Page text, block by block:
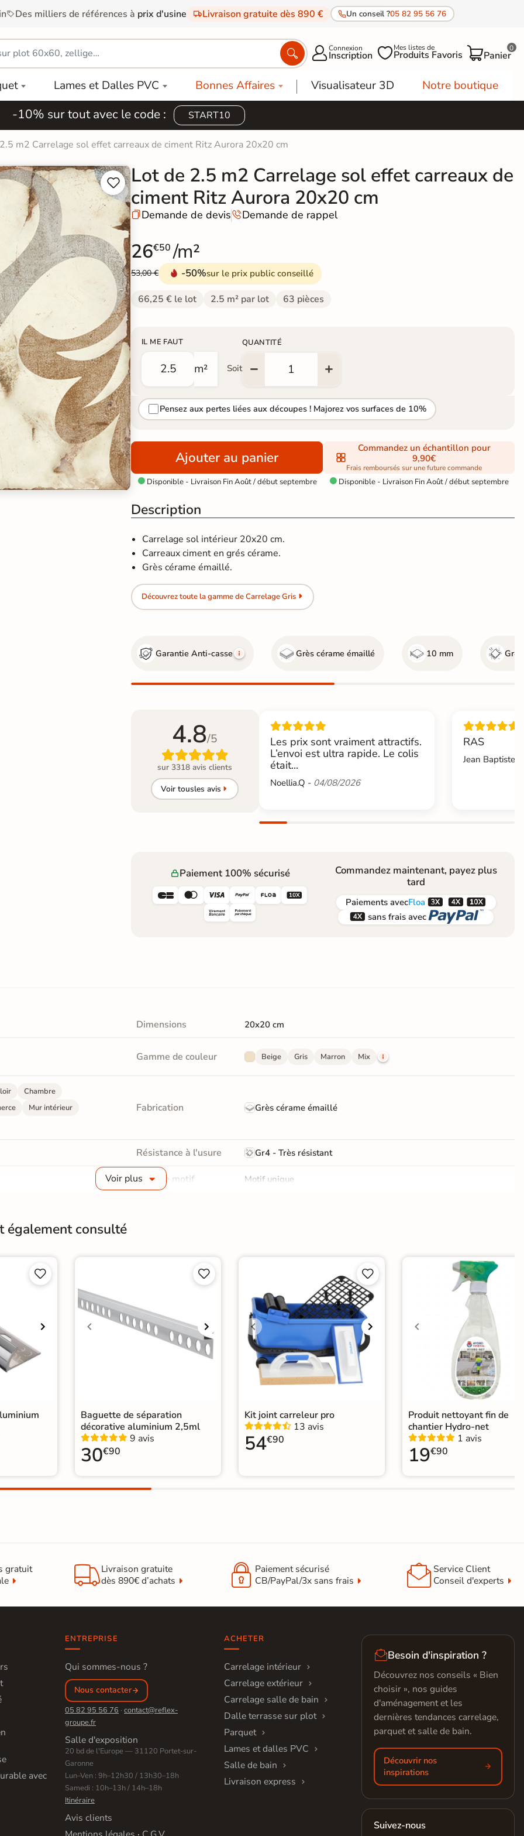
Des milliers de références à prix d'usine Livraison gratuite dès 890 € Un conseil ?05 82 95 56 76
 Connexion
Inscription Mes listes de
Produits Favoris Panier
0
Lames et Dalles PVC Bonnes Affaires Visualisateur 3D Notre boutique
-10% sur tout avec le code : START10
m2 Carrelage sol effet carreaux de ciment Ritz Aurora 20x20 cm


Lot de 2.5 m2 Carrelage sol effet carreaux de
ciment Ritz Aurora 20x20 cm
Demande de devisDemande de rappel
26€50 /m²
53,00 € -50%sur le prix public conseillé
66,25 € le lot 2.5 m² par lot 63 pièces
IL ME FAUT
m² Soit
QUANTITÉ
Pensez aux pertes liées aux découpes ! Majorez vos surfaces de 10%
Ajouter au panier
Disponible - Livraison Fin Août / début septembre
Commandez un échantillon pour
9,90€
Frais remboursés sur une future commande
Disponible - Livraison Fin Août / début septembre
Description
Carrelage sol intérieur 20x20 cm.
Carreaux ciment en grés cérame.
Grès cérame émaillé.
Découvrez toute la gamme de Carrelage Gris
Garantie Anti-casse Grès cérame émaillé 10 mm Gr4
4.8/5

sur 3318 avis clients
Voir tousles avis
Les prix sont vraiment attractifs.
L’envoi est ultra rapide. Le colis
était...
Noellia.Q - 04/08/2026
RAS
Jean
Paiement 100% sécurisé
     
Commandez maintenant, payez plus
tard
PaiementsavecFloa  
 sans frais avec 
Dimensions 20x20 cm
Gamme de couleur Beige Gris Marron Mix
Chambre
Mur intérieur
Fabrication Grès cérame émaillé
Résistance à l'usure Gr4 - Très résistant
Type de motif Motif unique
Conditionnement Boite
Normes Certification CE
Carrelage Gris Carrelage Beige
|
Carrelage 20x20 cm|Destockage
Carrelage intérieur livraison express
Carrelage salle de bain Livraison express
Carrelage sol cuisine| Carrelage salon moderne
Voir plus
également consulté

 

Baguette de séparation
décorative aluminium 2,5ml
9 avis
30€90


Kit joint carreleur pro
13 avis
54€90
Produit nettoyant fin de
chantier Hydro-net
1 avis
19€90
gratuit
Livraison gratuite
dès 890€ d’achats
 Paiement sécurisé
CB/PayPal/3x sans frais
 Service Client
Conseil d'experts
avec
ENTREPRISE
Qui sommes-nous ?
Nous contacter
05 82 95 56 76 ·contact@reflex-
groupe.fr
Salle d'exposition
20 bd de l'Europe — 31120 Portet-sur-
Garonne
Lun–Ven : 9h–12h30 / 13h30–18h
Samedi : 10h–13h / 14h–18h
Itinéraire
Avis clients
ACHETER
Carrelage intérieur
Carrelage extérieur
Carrelage salle de bain
Dalle terrasse sur plot
Parquet
Lames et dalles PVC
Salle de bain
Livraison express
Besoin d'inspiration ?
Découvrez nos conseils « Bien
choisir », nos guides
d'aménagement et les
dernières tendances carrelage,
parquet et salle de bain.
Découvrir nos
inspirations
Suivez-nous